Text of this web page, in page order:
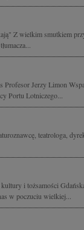
Z wielkim smutkiem
Jerzy Limon
Portu Lotniczego...
teatrologa,
i tożsamości
w poczuciu wielkiej...